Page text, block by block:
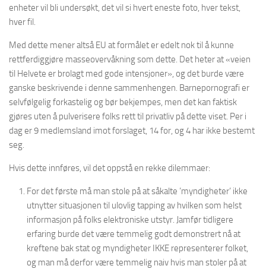
enheter vil bli undersøkt, det vil si hvert eneste foto, hver tekst,
hver fil.
Med dette mener altså EU at formålet er edelt nok til å kunne
rettferdiggjøre masseovervåkning som dette. Det heter at «veien
til Helvete er brolagt med gode intensjoner», og det burde være
ganske beskrivende i denne sammenhengen. Barnepornografi er
selvfølgelig forkastelig og bør bekjempes, men det kan faktisk
gjøres uten å pulverisere folks rett til privatliv på dette viset. Per i
dag er 9 medlemsland imot forslaget, 14 for, og 4 har ikke bestemt
seg.
Hvis dette innføres, vil det oppstå en rekke dilemmaer:
For det første må man stole på at såkalte ’myndigheter’ ikke
utnytter situasjonen til ulovlig tapping av hvilken som helst
informasjon på folks elektroniske utstyr. Jamfør tidligere
erfaring burde det være temmelig godt demonstrert nå at
kreftene bak stat og myndigheter IKKE representerer folket,
og man må derfor være temmelig naiv hvis man stoler på at